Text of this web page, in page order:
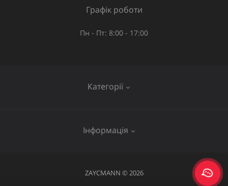
Категорії
Інформація
Послуги
Графік роботи
Пн - Пт: 8:00 - 17:00
ZAYCMANN © 2026